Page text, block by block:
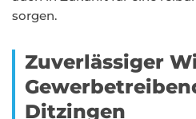
sorgen.
Zuverlässiger
Ditzingen